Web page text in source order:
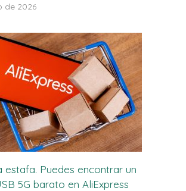
de 2026
estafa. Puedes encontrar un
5G barato en AliExpress